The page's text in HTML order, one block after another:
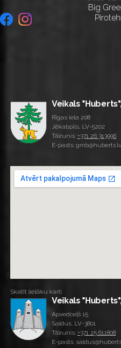
Big
Veikals
Rīgas iela 208
Jēkabpils, LV-5202
Tālrunis: +371 26 313996
E-pasts: gmb@huberts.lv
Skatīt lielāku karti
Veikals
Apvedceļš 15
Saldus, LV-3801
Tālrunis: +371 25 611808
E-pasts: